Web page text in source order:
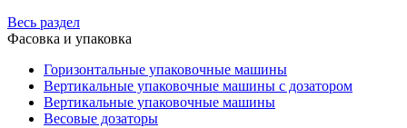
Весь раздел
Фасовка и упаковка
Горизонтальные упаковочные машины
Вертикальные упаковочные машины с дозатором
Вертикальные упаковочные машины
Весовые дозаторы